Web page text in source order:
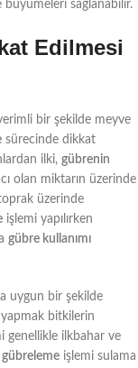
büyümeleri sağlanabilir.
Edilmesi
bir şekilde meyve
sürecinde dikkat
ilki, gübrenin
olan miktarın üzerinde
üzerinde
işlemi yapılırken
gübre kullanımı
uygun bir şekilde
yapmak bitkilerin
genellikle ilkbahar ve
gübreleme işlemi sulama